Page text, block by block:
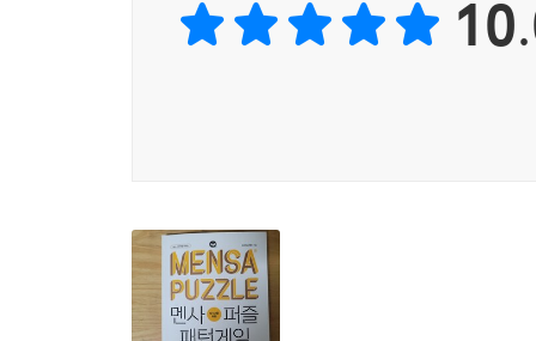
100여 개국 14만여 명, 인구수로 따지면 전 세
회원이다. 이들의 공통된 취미 생활에는 퍼즐
멘사란 ‘탁자’를 뜻하는 라틴어로, 지능지수
창설되어 현재 100여 개국에 14만여 명의 회원
기관지를 발행하며 정기 모임을 주최하고 있다.